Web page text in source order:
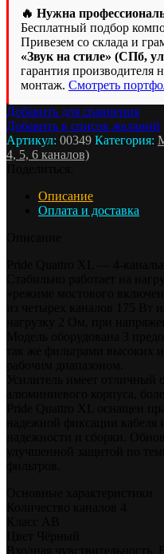
🔥 Нужна
Бесплатный подбор
Привезем со склада и
«Звук на стиле» (СПб,
гарантия производителя
монтаж. Смотреть
Добавить для сравнения
Добавить в список желаний
Артикул: 00349 Категория:
4, 5, 6 каналов)
Описание
Оплата и доставка